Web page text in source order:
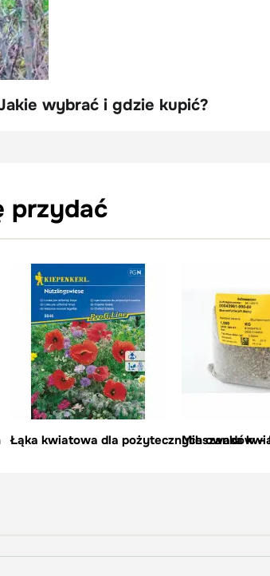
wybrać i gdzie kupić?
przydać
Łąka kwiatowa dla pożytecznych owadów –
Mieszanka